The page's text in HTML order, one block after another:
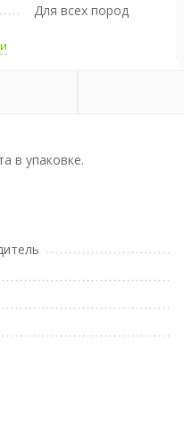
Для всех пород
в упаковке.